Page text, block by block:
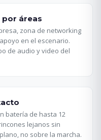
áreas
zona de networking
en el escenario.
de audio y video del
batería de hasta 12
lejanos sin
no sobre la marcha.